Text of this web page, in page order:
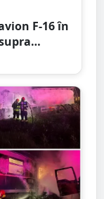
F-16 în